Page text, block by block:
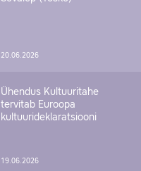
20.06.2026
Ühendus Kultuuritahe
tervitab Euroopa
kultuurideklaratsiooni
19.06.2026